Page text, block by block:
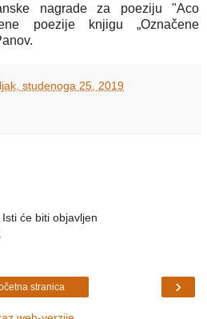
nagrade za poeziju "Aco
poezije knjigu „Označene
studenoga 25, 2019
će biti objavljen
›
stranica